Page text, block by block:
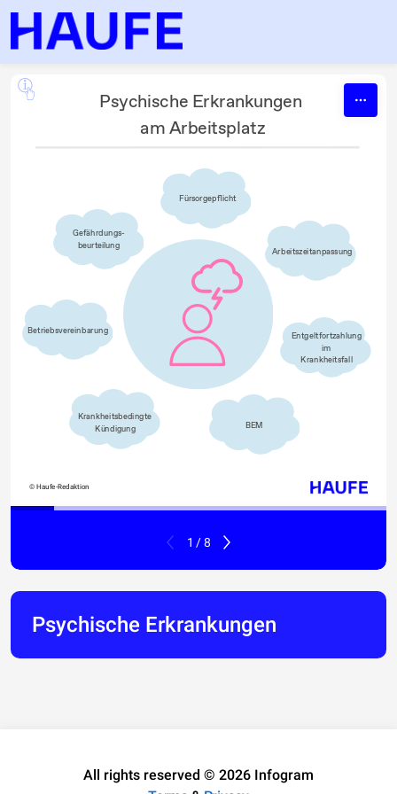
Skip to content
Psychische Erkrankungen
am Arbeitsplatz
Fürsorgepflicht
Gefährdungs-
beurteilung
Arbeitszeitanpassung
Betriebsvereinbarung
Entgeltfortzahlung
im
Krankheitsfall
Krankheitsbedingte
Kündigung
BEM
© Haufe-Redaktion
1 / 8
Psychische Erkrankungen
All rights reserved © 2026 Infogram